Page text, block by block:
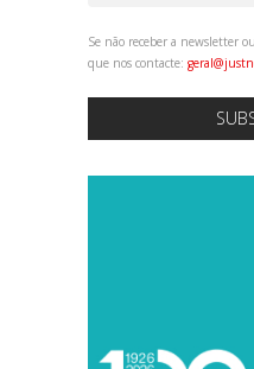
Se não receber a newsletter
que nos contacte: